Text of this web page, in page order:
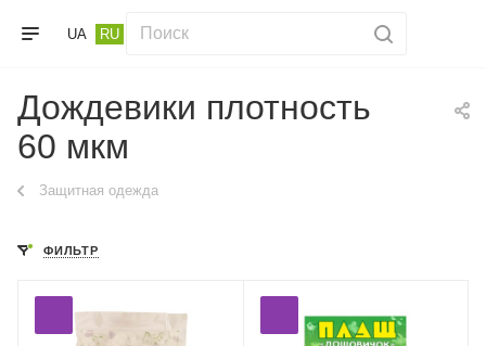
UA RU
Дождевики плотность
60 мкм
Защитная одежда
ФИЛЬТР